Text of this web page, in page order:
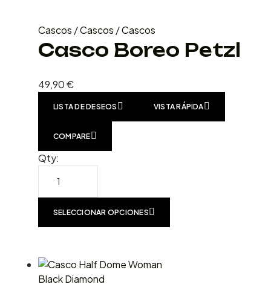
Cascos /Cascos /Cascos
Casco Boreo Petzl
49,90€
LISTA DE DESEOS VISTA RÁPIDA
COMPARE
Qty:
SELECCIONAR OPCIONES